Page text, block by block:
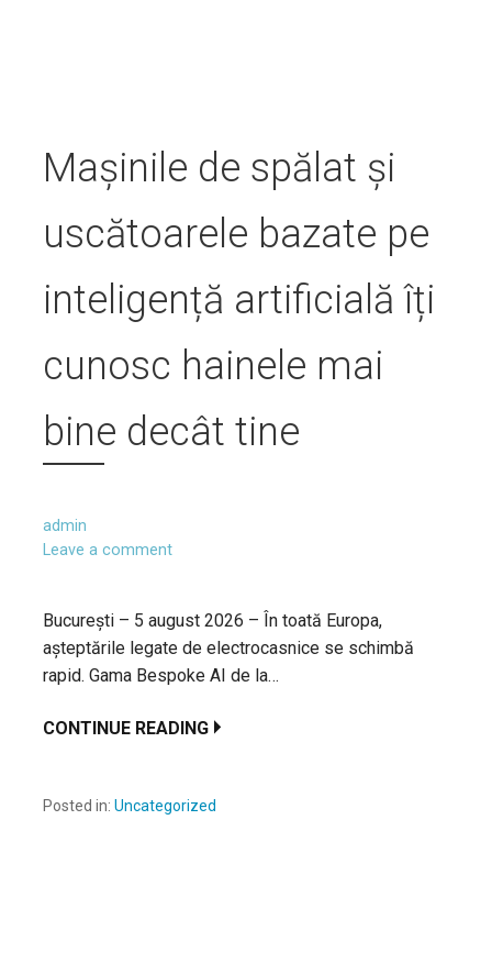
Mașinile de spălat și
uscătoarele bazate pe
inteligență artificială îți
cunosc hainele mai
bine decât tine
admin
Leave a comment
București – 5 august 2026 – În toată Europa,
așteptările legate de electrocasnice se schimbă
rapid. Gama Bespoke AI de la…
CONTINUE READING
Posted in: Uncategorized